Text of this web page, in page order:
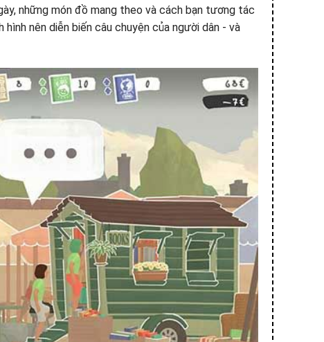
những món đồ mang theo và cách bạn tương tác
nên diễn biến câu chuyện của người dân - và